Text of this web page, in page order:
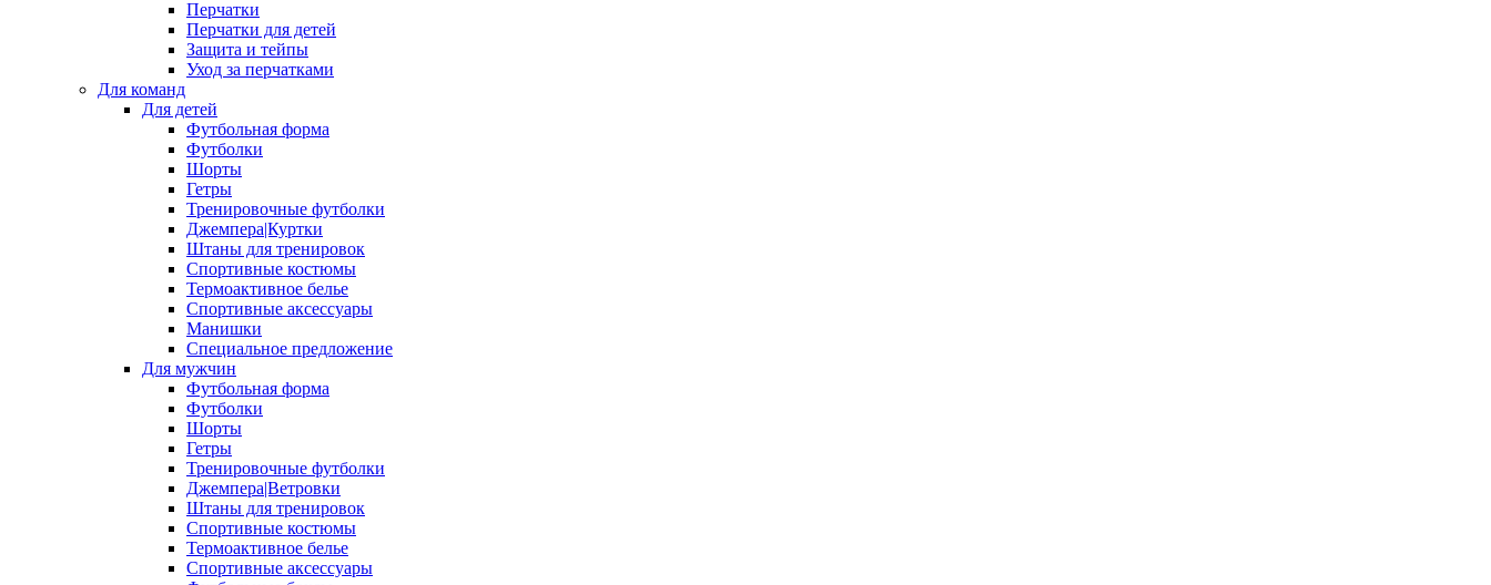
Перчатки
Перчатки для детей
Защита и тейпы
Уход за перчатками
Для команд
Для детей
Футбольная форма
Футболки
Шорты
Гетры
Тренировочные футболки
Джемпера|Куртки
Штаны для тренировок
Спортивные костюмы
Термоактивное белье
Спортивные аксессуары
Манишки
Специальное предложение
Для мужчин
Футбольная форма
Футболки
Шорты
Гетры
Тренировочные футболки
Джемпера|Ветровки
Штаны для тренировок
Спортивные костюмы
Термоактивное белье
Спортивные аксессуары